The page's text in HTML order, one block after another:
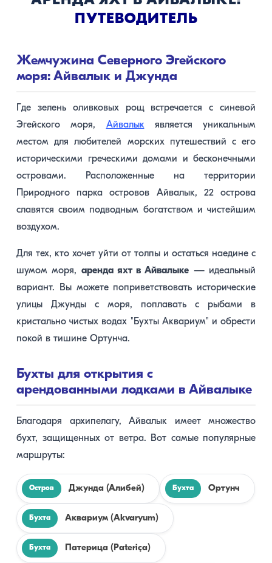
ПУТЕВОДИТЕЛЬ
Жемчужина Северного Эгейского
моря: Айвалык и Джунда
Где зелень оливковых рощ встречается с синевой
Эгейского моря, Айвалыкявляется уникальным
местом для любителей морских путешествий с его
историческими греческими домами и бесконечными
островами. Расположенные на территории
Природного парка островов Айвалык, 22 острова
славятся своим подводным богатством и чистейшим
воздухом.
Для тех, кто хочет уйти от толпы и остаться наедине с
шумом моря, аренда яхт в Айвалыке — идеальный
вариант. Вы можете поприветствовать исторические
улицы Джунды с моря, поплавать с рыбами в
кристально чистых водах "Бухты Аквариум" и обрести
покой в тишине Ортунча.
Бухты для открытия с
арендованными лодками в Айвалыке
Благодаря архипелагу, Айвалык имеет множество
бухт, защищенных от ветра. Вот самые популярные
маршруты:
Остров Джунда (Алибей) Бухта Ортунч
Бухта Аквариум (Akvaryum)
Бухта Патерица (Pateriça)